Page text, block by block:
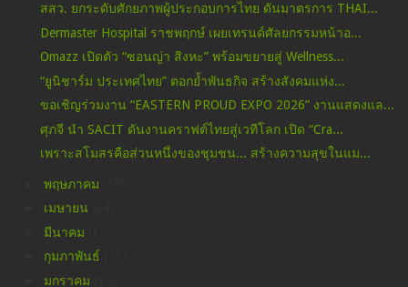
สสว. ยกระดับศักยภาพผู้ประกอบการไทย ดันมาตรการ THAI...
Dermaster Hospital ราชพฤกษ์ เผยเทรนด์ศัลยกรรมหน้าอ...
Omazz เปิดตัว “ซอนญ่า สิงหะ” พร้อมขยายสู่ Wellness...
“ยูนิชาร์ม ประเทศไทย” ตอกย้ำพันธกิจ สร้างสังคมแห่ง...
ขอเชิญร่วมงาน “EASTERN PROUD EXPO 2026” งานแสดงแล...
ศุภจี นำ SACIT ดันงานคราฟต์ไทยสู่เวทีโลก เปิด “Cra...
เพราะสโมสรคือส่วนหนึ่งของชุมชน... สร้างความสุขในแม...
พฤษภาคม
เมษายน
มีนาคม
กุมภาพันธ์
มกราคม